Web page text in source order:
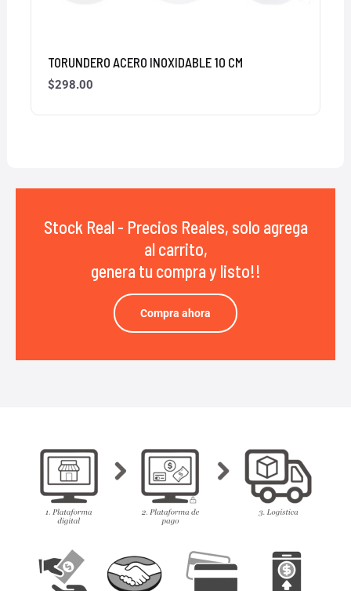
TORUNDERO ACERO INOXIDABLE 10 CM
$298.00
Stock Real - Precios Reales, solo agrega
al carrito,
genera tu compra y listo!!
Compra ahora